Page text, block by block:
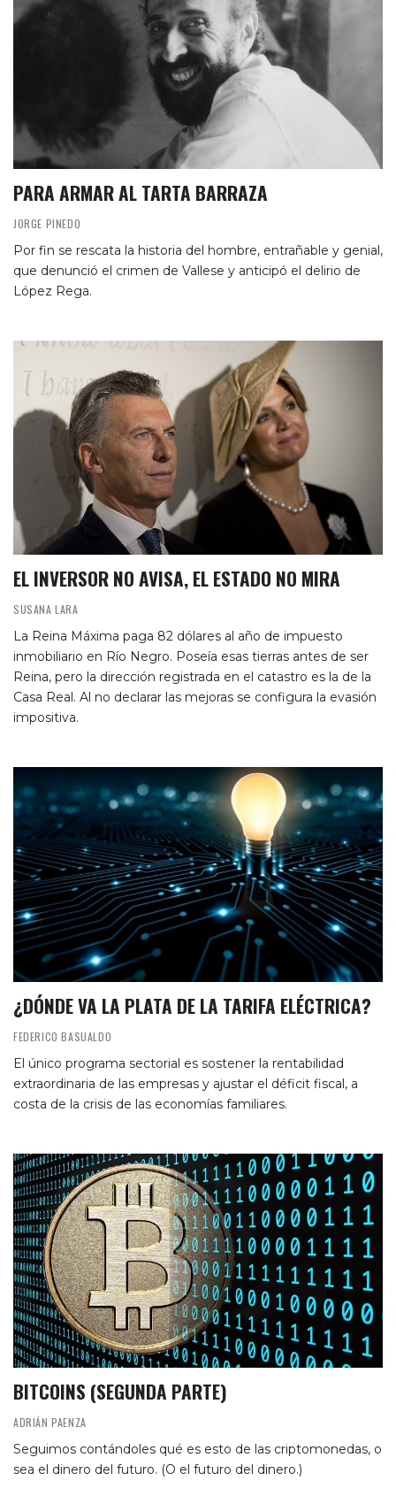
PARA ARMAR AL TARTA BARRAZA
JORGE PINEDO
Por fin se rescata la historia del hombre, entrañable y genial,
que denunció el crimen de Vallese y anticipó el delirio de
López Rega.
EL INVERSOR NO AVISA, EL ESTADO NO MIRA
SUSANA LARA
La Reina Máxima paga 82 dólares al año de impuesto
inmobiliario en Río Negro. Poseía esas tierras antes de ser
Reina, pero la dirección registrada en el catastro es la de la
Casa Real. Al no declarar las mejoras se configura la evasión
impositiva.
¿DÓNDE VA LA PLATA DE LA TARIFA ELÉCTRICA?
FEDERICO BASUALDO
El único programa sectorial es sostener la rentabilidad
extraordinaria de las empresas y ajustar el déficit fiscal, a
costa de la crisis de las economías familiares.
BITCOINS (SEGUNDA PARTE)
ADRIÁN PAENZA
Seguimos contándoles qué es esto de las criptomonedas, o
sea el dinero del futuro. (O el futuro del dinero.)